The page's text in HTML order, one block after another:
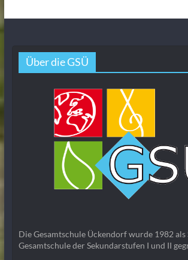
Über die GSÜ
Die Gesamtschule Ückendorf wurde 1982 als
Gesamtschule der Sekundarstufen I und II